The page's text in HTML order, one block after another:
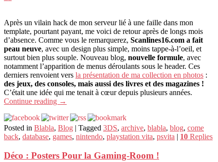
Après un vilain hack de mon serveur lié à une faille dans mon
template, pourtant payant, me voici de retour après de longs mois
d’absence. Comme vous le remarquerez, Scanlines16.com a fait
peau neuve, avec un design plus simple, moins tappe-à-l’oeil, et
surtout bien plus souple. Nouveau blog, nouvelle formule, avec
notamment l’apparition de menus déroulants sous le header. Ces
derniers renvoient vers la présentation de ma collection en photos :
des jeux, des consoles, mais aussi des livres et des magazines !
C’était une idée qui me tenait à cœur depuis plusieurs années.
Continue reading →
Posted in Blabla, Blog | Tagged 3DS, archive, blabla, blog, come
back, database, games, nintendo, playstation vita, psvita | 10 Replies
Déco : Posters Pour la Gaming-Room !